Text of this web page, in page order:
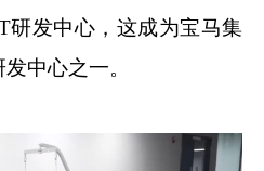
研发中心，这成为宝马集
中心之一。